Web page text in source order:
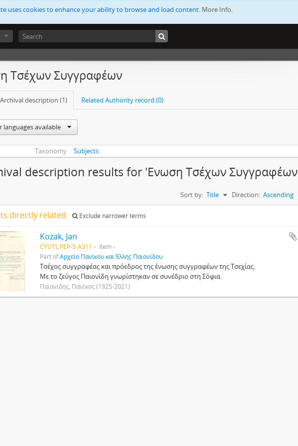
uses cookies to enhance your ability to browse and load content. More Info.
Τσέχων Συγγραφέων
description (1) Related Authority record (0)
languages available
Taxonomy Subjects
description results for 'Ενωση Τσέχων Συγγραφέων
Sort by: Title Direction: Ascending
directly related Exclude narrower terms
Kozak, Jan
CYUTL PEP-5-A311
Item
Part ofΑρχείο Πανίκου και Έλλης Παιονίδου
Τσέχος συγγραφέας και πρόεδρος της ένωσης συγγραφέων της Τσεχίας.
Με το ζεύγος Παιονίδη γνωρίστηκαν σε συνέδριο στη Σόφια.
Παιονίδης, Πανίκος (1925-2021)